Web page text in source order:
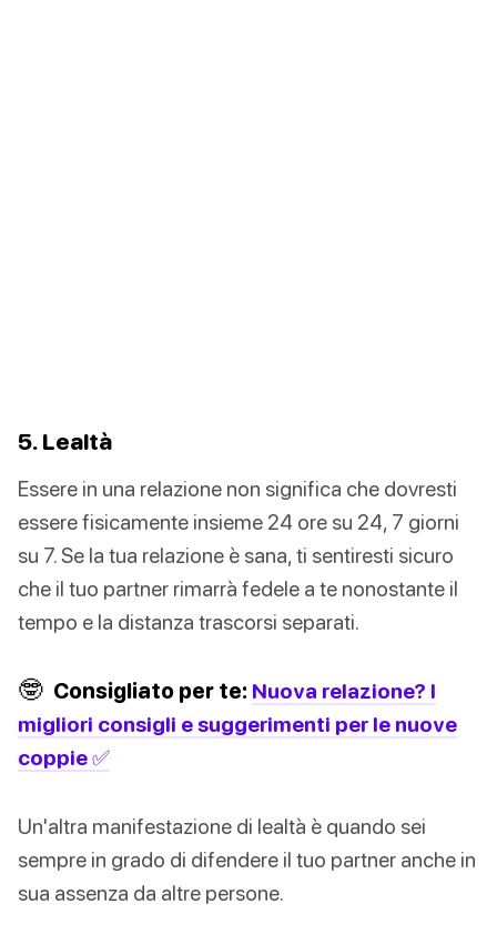
5. Lealtà
Essere in una relazione non significa che dovresti
essere fisicamente insieme 24 ore su 24, 7 giorni
su 7. Se la tua relazione è sana, ti sentiresti sicuro
che il tuo partner rimarrà fedele a te nonostante il
tempo e la distanza trascorsi separati.
🤓 Consigliato per te: Nuova relazione? I
migliori consigli e suggerimenti per le nuove
coppie ✅
Un'altra manifestazione di lealtà è quando sei
sempre in grado di difendere il tuo partner anche in
sua assenza da altre persone.